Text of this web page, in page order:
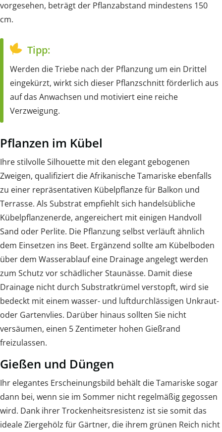
vorgesehen, beträgt der Pflanzabstand mindestens 150
cm.
Tipp:
Werden die Triebe nach der Pflanzung um ein Drittel
eingekürzt, wirkt sich dieser Pflanzschnitt förderlich aus
auf das Anwachsen und motiviert eine reiche
Verzweigung.
Pflanzen im Kübel
Ihre stilvolle Silhouette mit den elegant gebogenen
Zweigen, qualifiziert die Afrikanische Tamariske ebenfalls
zu einer repräsentativen Kübelpflanze für Balkon und
Terrasse. Als Substrat empfiehlt sich handelsübliche
Kübelpflanzenerde, angereichert mit einigen Handvoll
Sand oder Perlite. Die Pflanzung selbst verläuft ähnlich
dem Einsetzen ins Beet. Ergänzend sollte am Kübelboden
über dem Wasserablauf eine Drainage angelegt werden
zum Schutz vor schädlicher Staunässe. Damit diese
Drainage nicht durch Substratkrümel verstopft, wird sie
bedeckt mit einem wasser- und luftdurchlässigen Unkraut-
oder Gartenvlies. Darüber hinaus sollten Sie nicht
versäumen, einen 5 Zentimeter hohen Gießrand
freizulassen.
Gießen und Düngen
Ihr elegantes Erscheinungsbild behält die Tamariske sogar
dann bei, wenn sie im Sommer nicht regelmäßig gegossen
wird. Dank ihrer Trockenheitsresistenz ist sie somit das
ideale Ziergehölz für Gärtner, die ihrem grünen Reich nicht